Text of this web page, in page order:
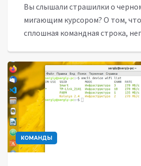
Вы слышали страшилки о
мигающим курсором? О том,
сплошная командная строка,
КОМАНДЫ